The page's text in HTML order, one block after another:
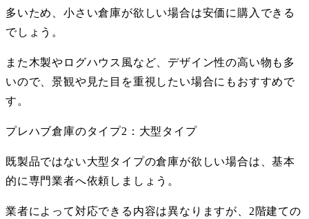
多いため、小さい倉庫が欲しい場合は安価に購入できる
でしょう。
また木製やログハウス風など、デザイン性の高い物も多
いので、景観や見た目を重視したい場合にもおすすめで
す。
プレハブ倉庫のタイプ2 ：大型タイプ
既製品ではない大型タイプの倉庫が欲しい場合は、基本
的に専門業者へ依頼しましょう。
業者によって対応できる内容は異なりますが、 2 階建ての